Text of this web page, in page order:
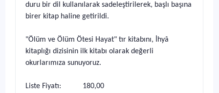
duru bir dil kullanılarak sadeleştirilerek, başlı başına
birer kitap haline getirildi.
"Ölüm ve Ölüm Ötesi Hayat" tır kitabını, İhyâ
kitaplığı dizisinin ilk kitabı olarak değerli
okurlarımıza sunuyoruz.
Liste Fiyatı: 180,00